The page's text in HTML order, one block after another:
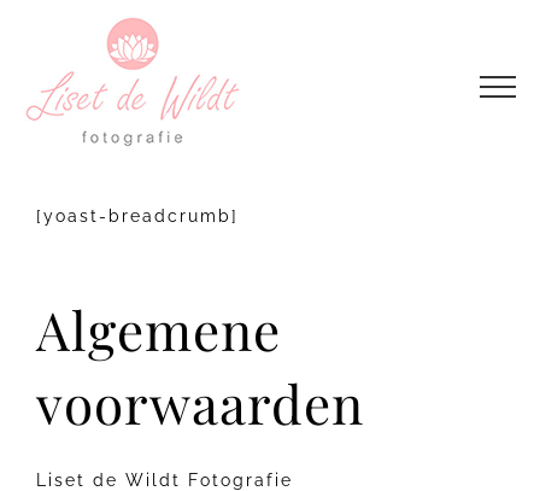
inhoud
[yoast-breadcrumb]
Algemene
voorwaarden
Liset de Wildt Fotografie